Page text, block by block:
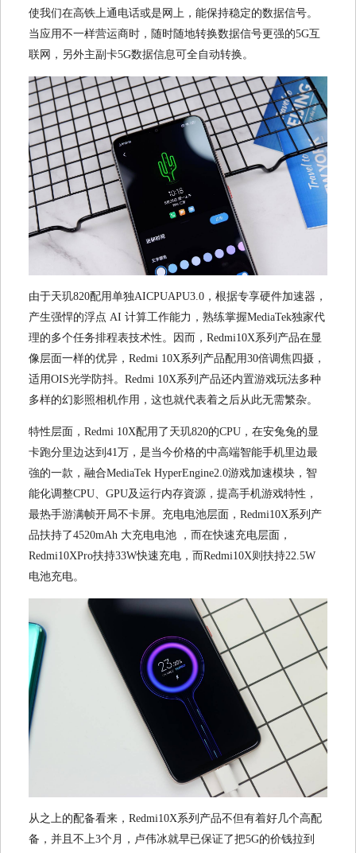
使我们在高铁上通电话或是网上，能保持稳定的数据信号。
当应用不一样营运商时，随时随地转换数据信号更强的5G互
联网，另外主副卡5G数据信息可全自动转换。
由于天玑820配用单独AICPUAPU3.0，根据专享硬件加速器，
产生强悍的浮点 AI 计算工作能力，熟练掌握MediaTek独家代
理的多个任务排程表技术性。因而，Redmi10X系列产品在显
像层面一样的优异，Redmi 10X系列产品配用30倍调焦四摄，
适用OIS光学防抖。Redmi 10X系列产品还内置游戏玩法多种
多样的幻影照相机作用，这也就代表着之后从此无需繁杂。
特性层面，Redmi 10X配用了天玑820的CPU，在安兔兔的显
卡跑分里边达到41万，是当今价格的中高端智能手机里边最
強的一款，融合MediaTek HyperEngine2.0游戏加速模块，智
能化调整CPU、GPU及运行内存資源，提高手机游戏特性，
最热手游满帧开局不卡屏。充电电池层面，Redmi10X系列产
品扶持了4520mAh 大充电电池 ，而在快速充电层面，
Redmi10XPro扶持33W快速充电，而Redmi10X则扶持22.5W
电池充电。
从之上的配备看来，Redmi10X系列产品不但有着好几个高配
备，并且不上3个月，卢伟冰就早已保证了把5G的价钱拉到